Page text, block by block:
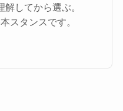
してから選ぶ。
スタンスです。